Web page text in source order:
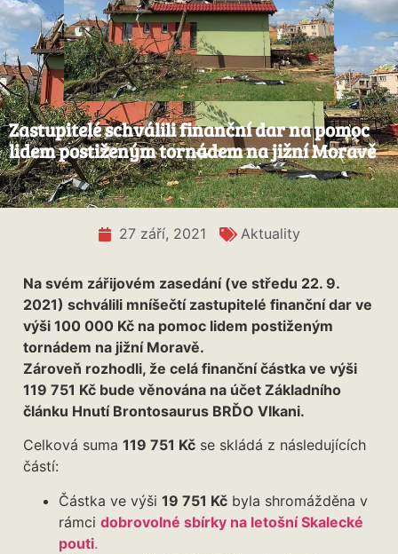
Zastupitelé schválili finanční dar na pomoc
lidem postiženým tornádem na jižní Moravě
27 září, 2021 Aktuality
Na svém zářijovém zasedání (ve středu 22. 9.
2021) schválili mníšečtí zastupitelé finanční dar ve
výši 100 000 Kč na pomoc lidem postiženým
tornádem na jižní Moravě.
Zároveň rozhodli, že celá finanční částka ve výši
119 751 Kč bude věnována na účet Základního
článku Hnutí Brontosaurus BRĎO Vlkani.
Celková suma 119 751 Kč se skládá z následujících
částí:
Částka ve výši 19 751 Kč byla shromážděna v
rámci dobrovolné sbírky na letošní Skalecké
pouti.